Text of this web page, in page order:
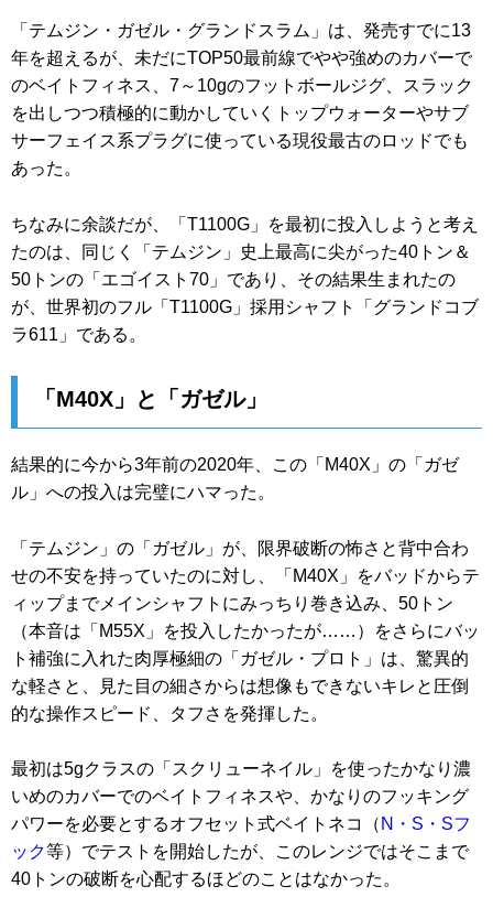
「テムジン・ガゼル・グランドスラム」は、発売すでに13
年を超えるが、未だにTOP50最前線でやや強めのカバーで
のベイトフィネス、7～10gのフットボールジグ、スラック
を出しつつ積極的に動かしていくトップウォーターやサブ
サーフェイス系プラグに使っている現役最古のロッドでも
あった。
ちなみに余談だが、「T1100G」を最初に投入しようと考え
たのは、同じく「テムジン」史上最高に尖がった40トン＆
50トンの「エゴイスト70」であり、その結果生まれたの
が、世界初のフル「T1100G」採用シャフト「グランドコブ
ラ611」である。
「M40X」と「ガゼル」
結果的に今から3年前の2020年、この「M40X」の「ガゼ
ル」への投入は完璧にハマった。
「テムジン」の「ガゼル」が、限界破断の怖さと背中合わ
せの不安を持っていたのに対し、「M40X」をバッドからテ
ィップまでメインシャフトにみっちり巻き込み、50トン
（本音は「M55X」を投入したかったが……）をさらにバッ
ト補強に入れた肉厚極細の「ガゼル・プロト」は、驚異的
な軽さと、見た目の細さからは想像もできないキレと圧倒
的な操作スピード、タフさを発揮した。
最初は5gクラスの「スクリューネイル」を使ったかなり濃
いめのカバーでのベイトフィネスや、かなりのフッキング
パワーを必要とするオフセット式ベイトネコ（ N・S・Sフ
ック等）でテストを開始したが、このレンジではそこまで
40トンの破断を心配するほどのことはなかった。